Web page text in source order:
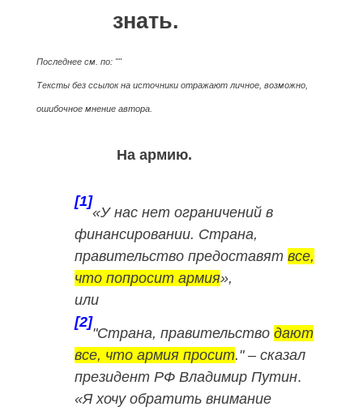
знать.
Последнее см. по: ""
Тексты без ссылок на источники отражают личное, возможно,
ошибочное мнение автора.
На армию.
[1]
«У нас нет ограничений в
финансировании. Страна,
правительство предоставят все,
что попросит армия»,
или
[2]
"Страна, правительство дают
все, что армия просит."– сказал
президент РФ Владимир Путин.
«Я хочу обратить внимание